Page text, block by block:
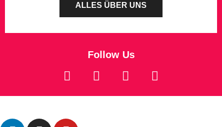
ALLES ÜBER UNS
Follow Us